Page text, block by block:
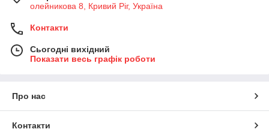
олейникова 8, Кривий Ріг, Україна
Контакти
Сьогодні вихідний
Показати весь графік роботи
Про нас
Контакти